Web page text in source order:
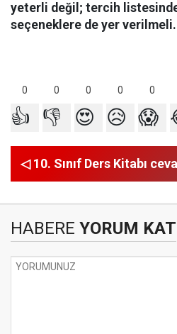
yeterli değil; tercih
seçeneklere de yer verilmeli.
0 0 0 0 0
👍 👎 😍 😥 😱
◁ 10. Sınıf Ders Kitabı
HABERE YORUM KAT